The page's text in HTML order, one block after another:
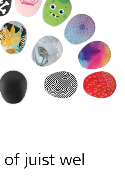
of juist wel